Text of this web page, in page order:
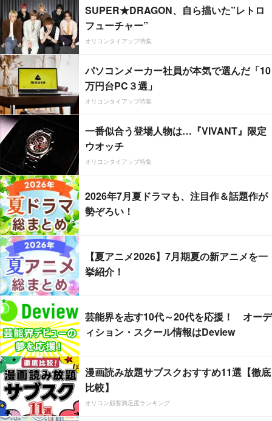
SUPER★DRAGON、自ら描いた”レトロ
フューチャー”
オリコンタイアップ特集
パソコンメーカー社員が本気で選んだ「10
万円台PC３選」
オリコンタイアップ特集
一番似合う登場人物は…『VIVANT』限定
ウオッチ
オリコンタイアップ特集
2026年7月夏ドラマも、注目作＆話題作が
勢ぞろい！
【夏アニメ2026】7月期夏の新アニメを一
挙紹介！
芸能界を志す10代～20代を応援！ オーデ
ィション・スクール情報はDeview
漫画読み放題サブスクおすすめ11選【徹底
比較】
オリコン顧客満足度ランキング